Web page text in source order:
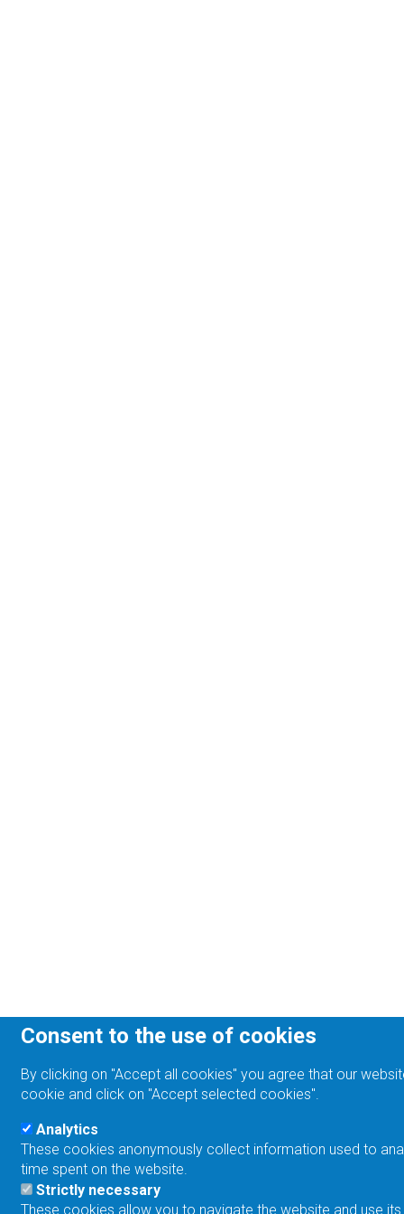
Consent to the use of cookies
By clicking on "Accept all cookies" you agree that our
cookie and click on "Accept selected cookies".
Analytics
These cookies anonymously collect information used to
time spent on the website.
Strictly necessary
These cookies allow you to navigate the website and use